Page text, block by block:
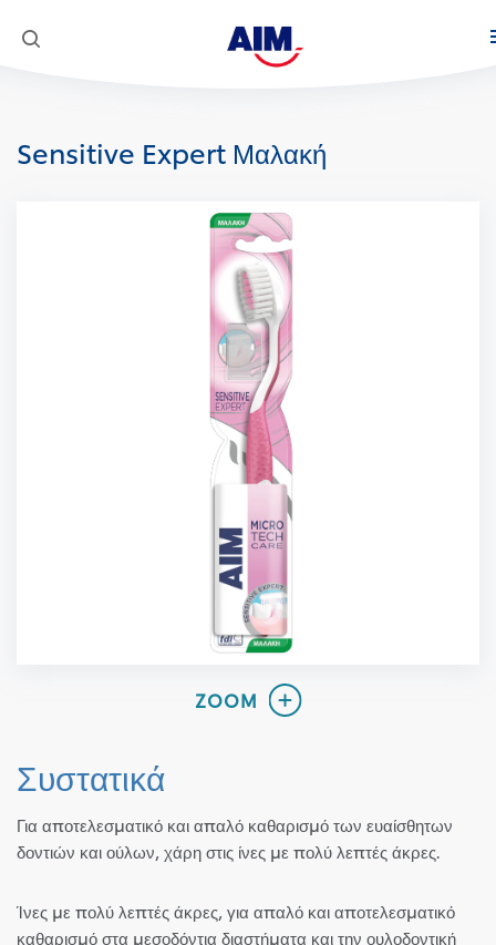
Στοματική φροντίδα
Κοινωνική Αποστολή
AIM Complete 8 Actions
Super Mario
Sensitive Expert Μαλακή
Συστατικά
Για αποτελεσματικό και απαλό καθαρισμό των ευαίσθητων
δοντιών και ούλων, χάρη στις ίνες με πολύ λεπτές άκρες.
Ίνες με πολύ λεπτές άκρες, για απαλό και αποτελεσματικό
καθαρισμό στα μεσοδόντια διαστήματα και την ουλοδοντική